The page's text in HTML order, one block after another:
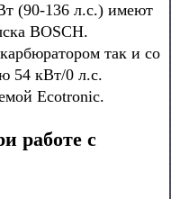
(90-136 л.с.) имеют
BOSCH.
так и со
54 кВт/0 л.с.
Ecotronic.
работе с